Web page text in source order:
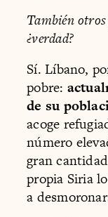
También
¿verdad?
Sí. Líbano,
pobre:
de su
acoge
número
gran
propia Siria
a